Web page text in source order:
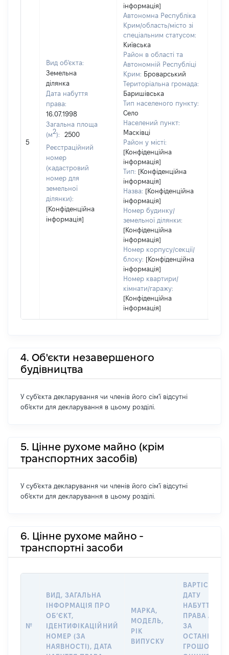
5
Вид об'єкта:
Земельна
ділянка
Дата набуття
права:
16.07.1998
Загальна площа
(м2):
2500
Реєстраційний
номер
(кадастровий
номер для
земельної
ділянки):
[Конфіденційна
інформація]
інформація]
Автономна Республіка
Крим/область/місто зі
спеціальним статусом:
Київська
Район в області та
Автономній Республіці
Крим: Броварський
Територіальна громада:
Баришівська
Тип населеного пункту:
Село
Населений пункт:
Масківці
Район у місті:
[Конфіденційна
інформація]
Тип: [Конфіденційна
інформація]
Назва: [Конфіденційна
інформація]
Номер будинку/
земельної ділянки:
[Конфіденційна
інформація]
Номер корпусу/секції/
блоку: [Конфіденційна
інформація]
Номер квартири/
кімнати/гаражу:
[Конфіденційна
інформація]
4. Об'єкти незавершеного
будівництва
У суб'єкта декларування чи членів його сім'ї відсутні
об'єкти для декларування в цьому розділі.
5. Цінне рухоме майно (крім
транспортних засобів)
У суб'єкта декларування чи членів його сім'ї відсутні
об'єкти для декларування в цьому розділі.
6. Цінне рухоме майно -
транспортні засоби
№
ВИД, ЗАГАЛЬНА
ІНФОРМАЦІЯ ПРО
ОБʼЄКТ,
ІДЕНТИФІКАЦІЙНИЙ
НОМЕР (ЗА
НАЯВНОСТІ), ДАТА
МАРКА,
МОДЕЛЬ,
РІК
ВИПУСКУ
ВАРТІСТЬ НА
ДАТУ
НАБУТТЯ
ПРАВА АБО
ЗА
ГРОШОВОЮ